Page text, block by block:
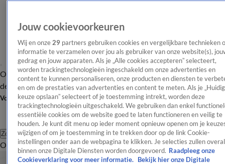
OverzichtAfleveringen Entertainment TV Algemeen
Tip
de redactieNieuwsbrief
Volg Shownieuws
Zoeken
OverzichtEntertainmentSpraakmakendRealityCrimeVideo's
Jouw cookievoorkeuren
Wij en onze 29 partners gebruiken cookies en vergelijkbare technieken
informatie te verzamelen over jou als gebruiker van onze website(s),
gedrag en jouw apparaten. Als je „Alle cookies accepteren” selecteert,
worden trackingtechnologieën ingeschakeld om onze advertenties en
content te kunnen personaliseren, onze producten en diensten te
en om de prestaties van advertenties en content te meten. Als je
keuze opslaan” selecteert of je toestemming intrekt, worden deze
trackingtechnologieën uitgeschakeld. We gebruiken dan enkel
essentiële cookies om de website goed te laten functioneren en veilig te
houden. Je kunt dit menu op ieder moment opnieuw openen om je
wijzigen of om je toestemming in te trekken door op de link Cookie-
instellingen onder aan de webpagina te klikken. Je selecties zullen overal
binnen onze Digitale Diensten worden doorgevoerd. Raadpleeg onze
Cookieverklaring voor meer informatie.
Bekijk hier onze Digitale